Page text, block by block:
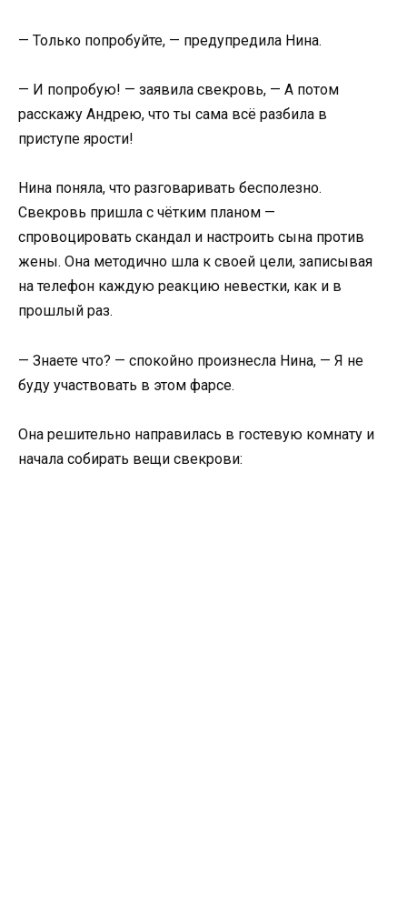
— Только попробуйте, — предупредила Нина.
— И попробую! — заявила свекровь, — А потом
расскажу Андрею, что ты сама всё разбила в
приступе ярости!
Нина поняла, что разговаривать бесполезно.
Свекровь пришла с чётким планом —
спровоцировать скандал и настроить сына против
жены. Она методично шла к своей цели, записывая
на телефон каждую реакцию невестки, как и в
прошлый раз.
— Знаете что? — спокойно произнесла Нина, — Я не
буду участвовать в этом фарсе.
Она решительно направилась в гостевую комнату и
начала собирать вещи свекрови: